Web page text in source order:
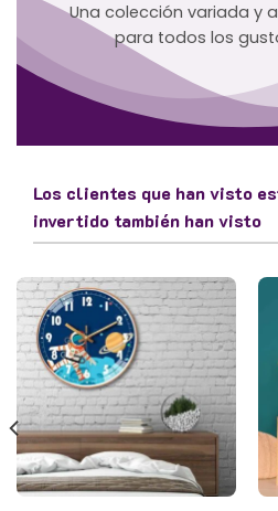
Una colección variada y
para todos los
Los clientes que han visto
invertido también han visto